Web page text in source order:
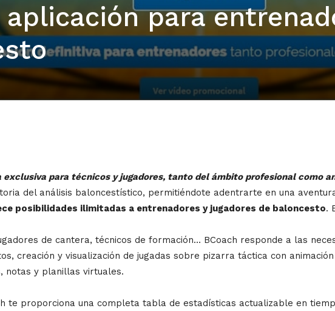
aplicación para
exclusiva para técnicos y jugadores, tanto del ámbito profesional como
del análisis baloncestístico, permitiéndote adentrarte en una
posibilidades ilimitadas a entrenadores y jugadores de baloncesto.
de cantera, técnicos de formación… BCoach responde a las
creación y visualización de jugadas sobre pizarra táctica con
notas y planillas virtuales.
te proporciona una completa tabla de estadísticas actualizable en